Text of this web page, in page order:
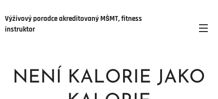
Výživový poradce akreditovaný MŠMT, fitness
instruktor
NENÍ KALORIE JAKO